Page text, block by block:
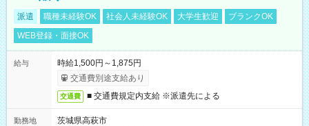
派遣 職種未経験OK 社会人未経験OK 大学生歓迎
ブランクOK
WEB登録・面接OK
給与
時給1,500円～1,875円
交通費別途支給あり
交通費 ■ 交通費規定内支給 ※派遣先による
勤務地
茨城県高萩市